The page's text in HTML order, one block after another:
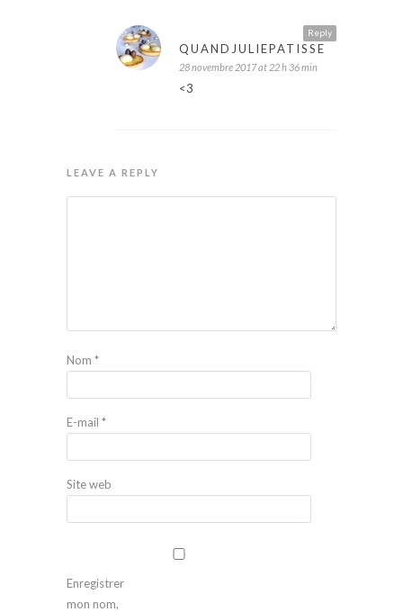
Reply
QUANDJULIEPATISSE
28 novembre 2017 at 22 h 36 min
<3
LEAVE A REPLY
Nom *
E-mail *
Site web
Enregistrer
mon nom,